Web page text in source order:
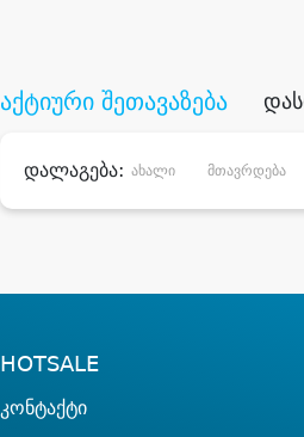
აქტიური შეთავაზება
დალაგება: ახალი მთავრდება
HOTSALE
კონტაქტი